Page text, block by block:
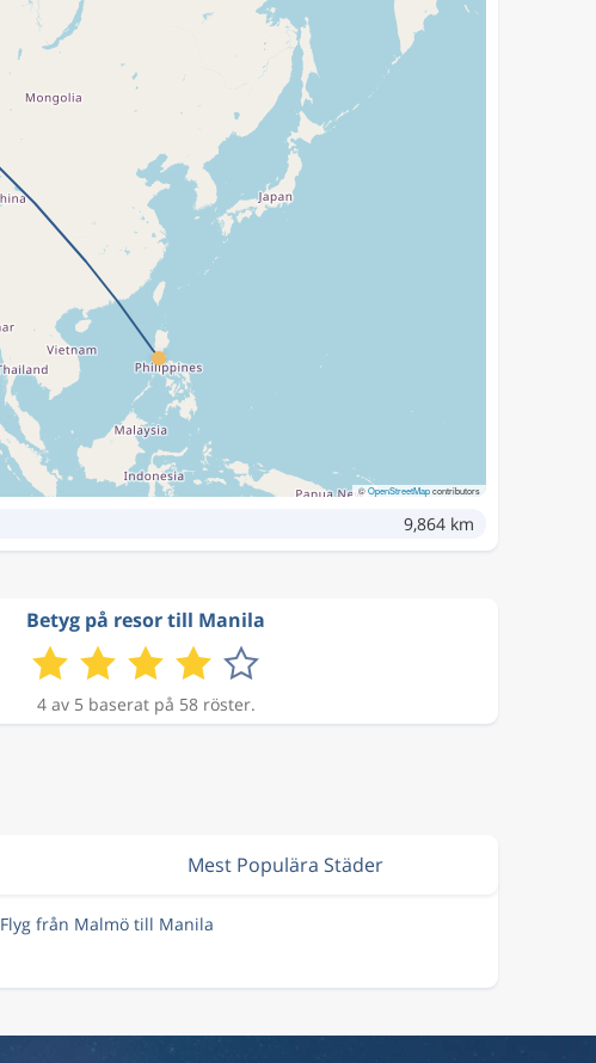
©OpenStreetMapcontributors
9,864 km
Betyg på resor till Manila
4 av 5 baserat på 58 röster.
Mest Populära Städer
Flyg från Malmö till Manila